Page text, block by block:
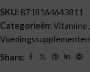
SKU: 8718164643811
Categorieën:Vitamine,
Voedingssupplementen
Share: